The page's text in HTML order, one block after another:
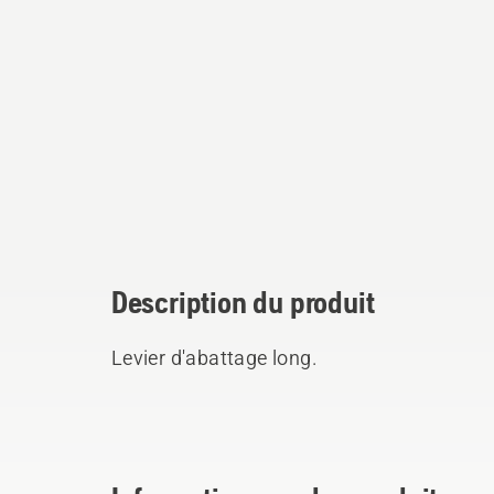
Description du produit
Levier d'abattage long.